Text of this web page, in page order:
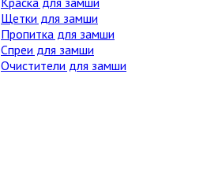
Щетки для замши
Пропитка для замши
Спреи для замши
Очистители для замши